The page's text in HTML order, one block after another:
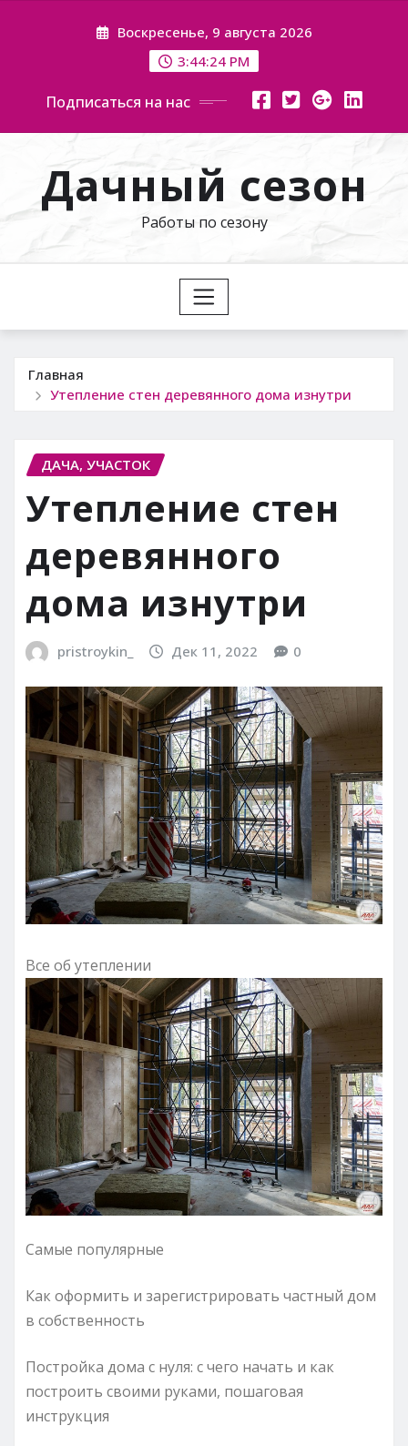
Воскресенье, 9 августа 2026
3:44:25 PM
Подписаться на нас
Дачный сезон
Работы по сезону
Главная
Утепление стен деревянного дома изнутри
ДАЧА, УЧАСТОК
Утепление стен
деревянного
дома изнутри
pristroykin_ Дек 11, 2022 0
Все об утеплении
Самые популярные
Как оформить и зарегистрировать частный дом
в собственность
Постройка дома с нуля: с чего начать и как
построить своими руками, пошаговая
инструкция